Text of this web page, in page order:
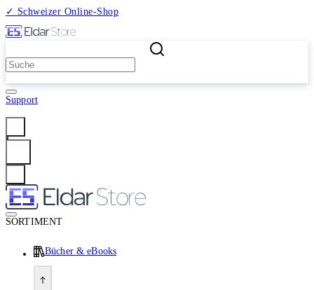
✓ Schweizer Online-Shop
Support
SORTIMENT
Bücher & eBooks